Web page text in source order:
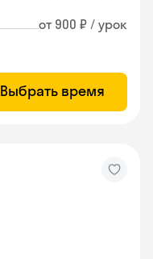
от 900 ₽ / урок
Выбрать время